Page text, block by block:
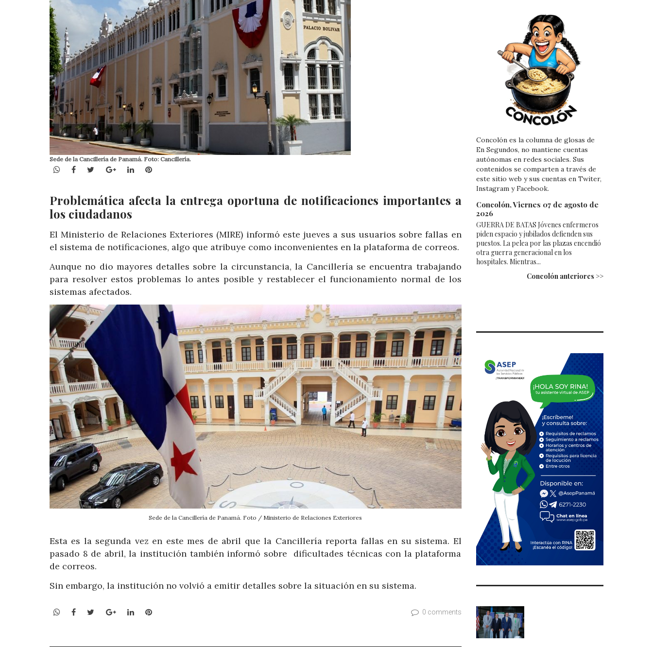
Sede de la Cancillería de Panamá. Foto: Cancillería.
WhatsApp
Facebook
TwitterGoogle+LinkedInPinterest
Problemática afecta la entrega oportuna de notificaciones importantes a
los ciudadanos
El Ministerio de Relaciones Exteriores (MIRE) informó este jueves a sus usuarios sobre fallas en
el sistema de notificaciones, algo que atribuye como inconvenientes en la plataforma de correos.
Aunque no dio mayores detalles sobre la circunstancia, la Cancillería se encuentra trabajando
para resolver estos problemas lo antes posible y restablecer el funcionamiento normal de los
sistemas afectados.
Sede de la Cancillería de Panamá. Foto / Ministerio de Relaciones Exteriores
Esta es la segunda vez en este mes de abril que la Cancillería reporta fallas en su sistema. El
pasado 8 de abril, la institución también informó sobre dificultades técnicas con la plataforma
de correos.
Sin embargo, la institución no volvió a emitir detalles sobre la situación en su sistema.
WhatsApp
Facebook
TwitterGoogle+LinkedInPinterest 0 comments
Concolón es la columna de glosas de
En Segundos, no mantiene cuentas
autónomas en redes sociales. Sus
contenidos se comparten a través de
este sitio web y sus cuentas en Twiter,
Instagram y Facebook.
Concolón, Viernes 07 de agosto de
2026
GUERRA DE BATAS Jóvenes enfermeros
piden espacio y jubilados defienden sus
puestos. La pelea por las plazas encendió
otra guerra generacional en los
hospitales. Mientras...
Concolón anteriores >>